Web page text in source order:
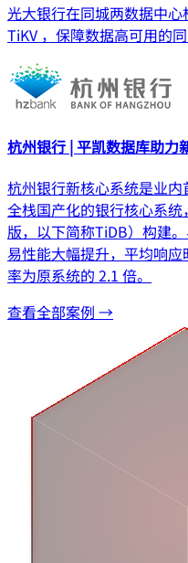
光大银行在同城两数据中
TiKV ，保障数据高可用的
杭州银行 | 平凯数据库助力
杭州银行新核心系统是业内
全栈国产化的银行核心系
版，以下简称TiDB）构建
易性能大幅提升，平均响
率为原系统的 2.1 倍。
查看全部案例 →